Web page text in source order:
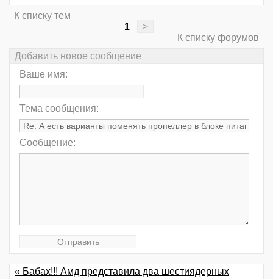
К списку тем
1
>
К списку форумов
Добавить новое сообщение
Ваше имя:
Тема сообщения:
Сообщение:
« Бабах!!! Амд представила два шестиядерных